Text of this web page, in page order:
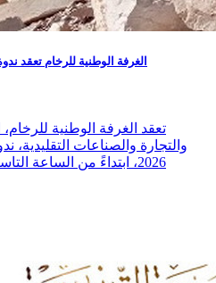
الغرفة الوطنية للرخام تعقد
تعقد الغرفة الوطنية للرخام،
2026، ابتداءً من الساعة